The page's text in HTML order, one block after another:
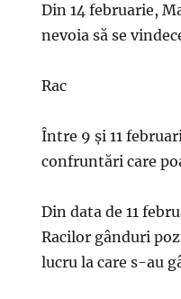
Din 14 februarie,
nevoia să se
Rac
Între 9 și 11
confruntări care
Din data de 11
Racilor gânduri
lucru la care s-au